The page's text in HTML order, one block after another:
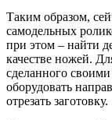
Таким образом,
самодельных
при этом – найти
качестве ножей.
сделанного
оборудовать
отрезать заготовку.